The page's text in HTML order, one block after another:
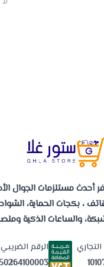
أحدث مستلزمات الجوال
، بكجات الحماية،
والساعات الذكية
الرقم الضريبي